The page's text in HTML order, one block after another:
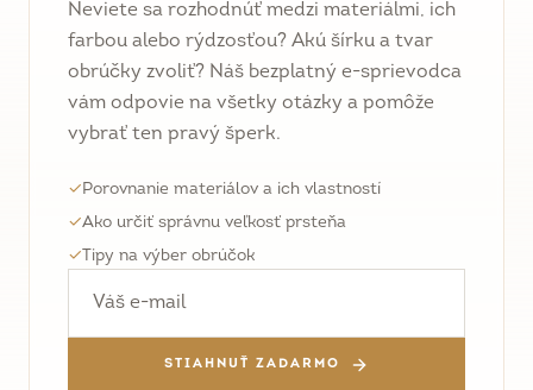
Neviete sa rozhodnúť medzi materiálmi, ich
farbou alebo rýdzosťou? Akú šírku a tvar
obrúčky zvoliť? Náš bezplatný e-sprievodca
vám odpovie na všetky otázky a pomôže
vybrať ten pravý šperk.
✓Porovnanie materiálov a ich vlastností
✓Ako určiť správnu veľkosť prsteňa
✓ Tipy na výber obrúčok
STIAHNUŤ ZADARMO